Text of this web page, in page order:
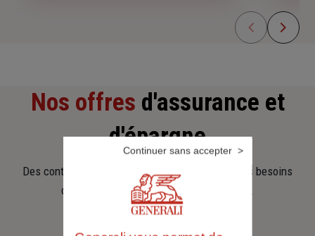
Nos offres d'assurance et
d'épargne
Des contrats clairs et flexibles pour sécuriser vos besoins
d’aujourd’hui et anticiper ceux de demain.
Continuer sans accepter